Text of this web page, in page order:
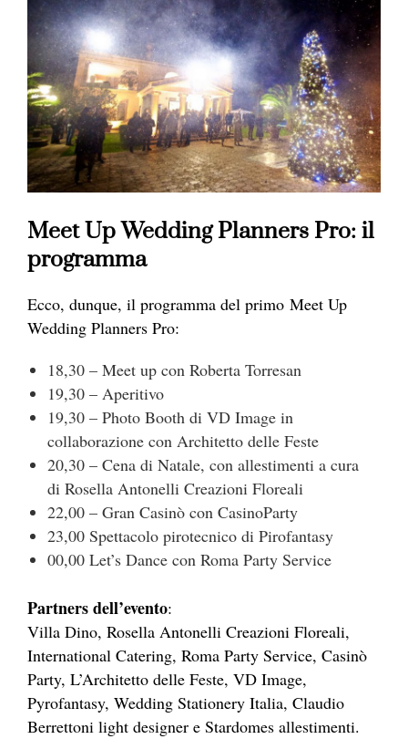
Meet Up Wedding Planners Pro: il
programma
Ecco, dunque, il programma del primo Meet Up
Wedding Planners Pro:
18,30 – Meet up con Roberta Torresan
19,30 – Aperitivo
19,30 – Photo Booth di VD Image in
collaborazione con Architetto delle Feste
20,30 – Cena di Natale, con allestimenti a cura
di Rosella Antonelli Creazioni Floreali
22,00 – Gran Casinò con CasinoParty
23,00 Spettacolo pirotecnico di Pirofantasy
00,00 Let’s Dance con Roma Party Service
Partners dell’evento:
Villa Dino, Rosella Antonelli Creazioni Floreali,
International Catering, Roma Party Service, Casinò
Party, L’Architetto delle Feste, VD Image,
Pyrofantasy, Wedding Stationery Italia, Claudio
Berrettoni light designer e Stardomes allestimenti.